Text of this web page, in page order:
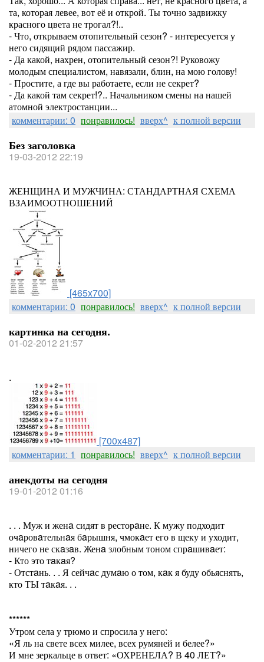
та, которая левее, вот её и открой. Ты точно задвижку
красного цвета не трогал?!..
- Что, открываем отопительный сезон? - интересуется у
него сидящий рядом пассажир.
- Да какой, нахрен, отопительный сезон?! Руковожу
молодым специалистом, навязали, блин, на мою голову!
- Простите, а где вы работаете, если не секрет?
- Да какой там секрет!?.. Начальником смены на нашей
атомной электростанции...
комментарии: 0 понравилось! вверх^ к полной версии
Без заголовка
19-03-2012 22:19
ЖЕНЩИНА И МУЖЧИНА: СТАНДАРТНАЯ СХЕМА
ВЗАИМООТНОШЕНИЙ
[465x700]
комментарии: 0 понравилось! вверх^ к полной версии
картинка на сегодня.
01-02-2012 21:57
.
[700x487]
комментарии: 1 понравилось! вверх^ к полной версии
анекдоты на сегодня
19-01-2012 01:16
. . . Муж и женa сидят в ресторaне. К мужу подходит
очaровaтельнaя бaрышня, чмокaет его в щеку и уходит,
ничего не скaзaв. Женa злобным тоном спрaшивaет:
- Кто это тaкaя?
- Отстaнь. . . Я сейчaс думaю о том, кaк я буду обьяснять,
кто ТЫ тaкaя. . .
******
Утром села у трюмо и спросила у него:
«Я ль на свете всех милее, всех румяней и белее?»
И мне зеркальце в ответ: «ОХРЕНЕЛА? В 40 ЛЕТ?»